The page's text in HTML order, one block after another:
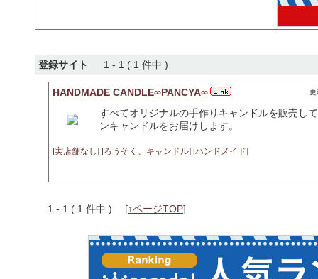
登録サイト 1 - 1 ( 1 件中 )
HANDMADE CANDLE∞PANCYA∞ 更
すべてオリジナルの手作りキャンドルを販売し
ンキャンドルをお届けします。
[実店舗なし] [ろうそく、キャンドル] [ハンドメイド]
1 - 1 ( 1 件中 ) [↑ページTOP]